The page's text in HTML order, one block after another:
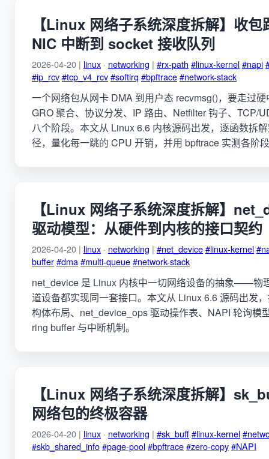
【Linux 网络子系统深度拆解】收
NIC 中断到 socket 接收队列
2026-04-20 | linux · networking | #rx-path #linux-kernel#napi
#ip_rcv#tcp_v4_rcv#softirq#bpftrace#network-stack
一个网络包从网卡 DMA 到用户态 recvmsg()，要走过
GRO 聚合、协议分发、IP 路由、Netfilter 钩子、TCP/
八个阶段。本文从 Linux 6.6 内核源码出发，逐函数拆
径，量化每一跳的 CPU 开销，并用 bpftrace 实测各阶
【Linux 网络子系统深度拆解】
驱动模型：从硬件到内核的接口契约
2026-04-20 | linux · networking | #net_device#linux-kernel
buffer#dma#multi-queue#network-stack
net_device 是 Linux 内核中一切网络设备的抽象——物
道设备都实现同一套接口。本文从 Linux 6.6 源码出发
构体布局、net_device_ops 驱动操作表、NAPI 轮询模
ring buffer 与中断机制。
【Linux 网络子系统深度拆解】
网络包的终极容器
2026-04-20 | linux · networking | #sk_buff#linux-kernel
#skb_shared_info#page-pool#bpftrace#zero-copy#NAPI